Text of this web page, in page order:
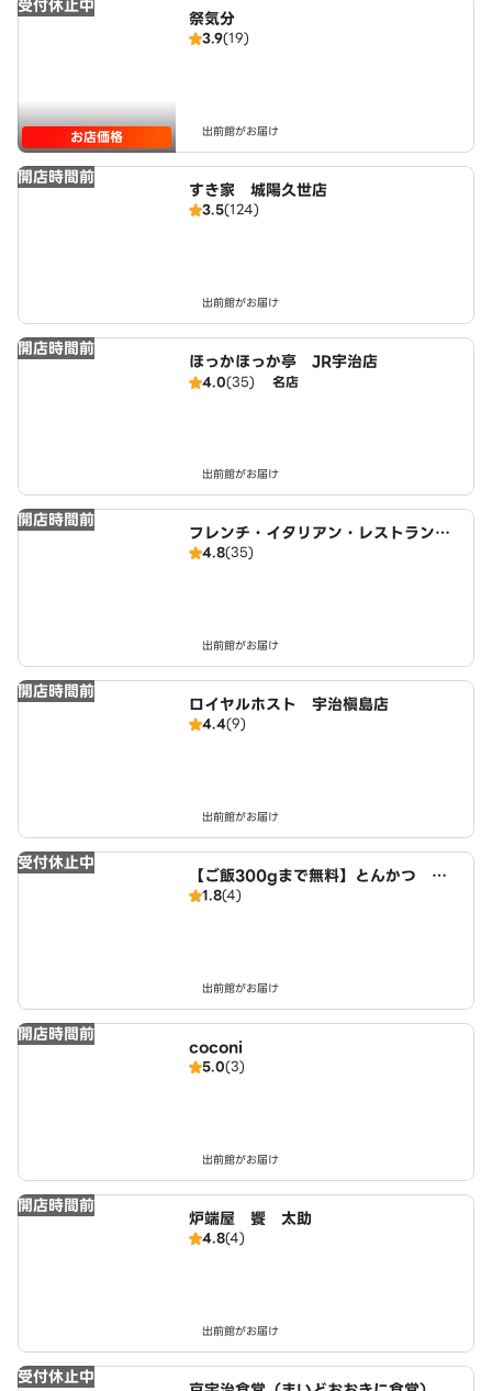
受付休止中
お店価格
祭気分
3.9(19)
出前館がお届け
開店時間前
すき家 城陽久世店
3.5(124)
出前館がお届け
開店時間前
ほっかほっか亭 JR宇治店
4.0(35) 名店
出前館がお届け
開店時間前
フレンチ・イタリアン・レストラン
すわん
4.8(35)
出前館がお届け
開店時間前
ロイヤルホスト 宇治槇島店
4.4(9)
出前館がお届け
受付休止中
【ご飯300gまで無料】とんかつ と
ん彩 近鉄小倉駅西店
1.8(4)
出前館がお届け
開店時間前
coconi
5.0(3)
出前館がお届け
開店時間前
炉端屋 饗 太助
4.8(4)
出前館がお届け
受付休止中